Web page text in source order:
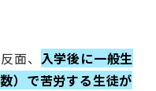
面、 入学後に一般生
）で苦労する生徒が